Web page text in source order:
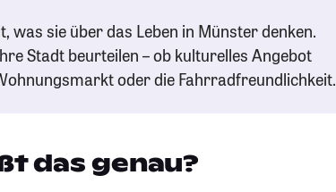
was sie über das Leben in Münster denken.
Stadt beurteilen – ob kulturelles Angebot
oder die Fahrradfreundlichkeit.
das genau?